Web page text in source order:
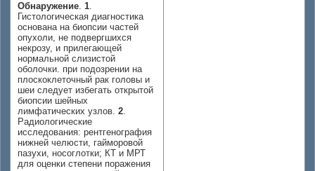
Обнаружение. 1.
Гистологическая диагностика
основана на биопсии частей
опухоли, не подвергшихся
некрозу, и прилегающей
нормальной слизистой
оболочки. при подозрении на
плоскоклеточный рак головы и
шеи следует избегать открытой
биопсии шейных
лимфатических узлов. 2.
Радиологические
исследования: рентгенография
нижней челюсти, гайморовой
пазухи, носоглотки; КТ и МРТ
для оценки степени поражения